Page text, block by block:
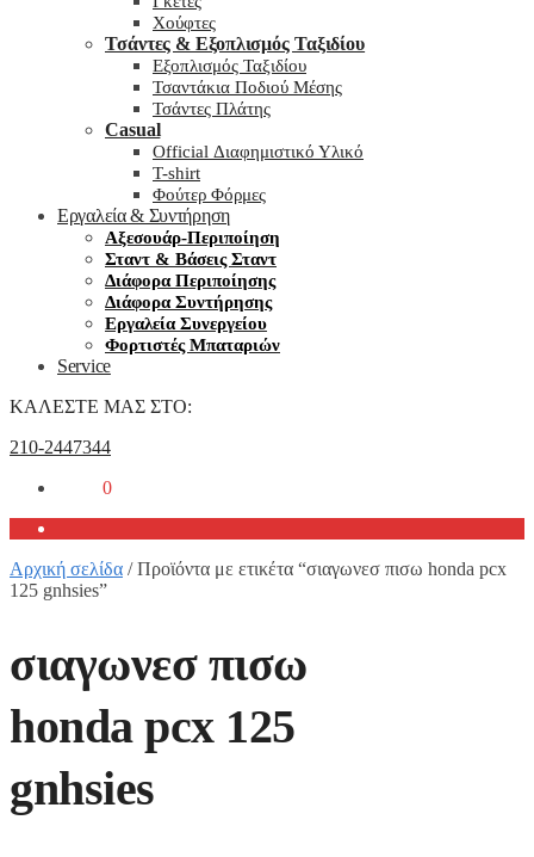
Χούφτες
Τσάντες & Εξοπλισμός Ταξιδίου
Εξοπλισμός Ταξιδίου
Τσαντάκια Ποδιού Μέσης
Τσάντες Πλάτης
Casual
Official Διαφημιστικό Υλικό
T-shirt
Φούτερ Φόρμες
Εργαλεία & Συντήρηση
Αξεσουάρ-Περιποίηση
Σταντ & Βάσεις Σταντ
Διάφορα Περιποίησης
Διάφορα Συντήρησης
Εργαλεία Συνεργείου
Φορτιστές Μπαταριών
Service
ΚΑΛΕΣΤΕ ΜΑΣ ΣΤΟ:
210-2447344
0
Αρχική σελίδα /Προϊόντα με ετικέτα “σιαγωνεσ πισω honda pcx
125 gnhsies”
σιαγωνεσ πισω
honda pcx 125
gnhsies